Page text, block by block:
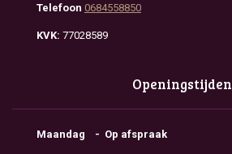
Telefoon 0684558850
KVK: 77028589
Openingstijden
Maandag - Op afspraak